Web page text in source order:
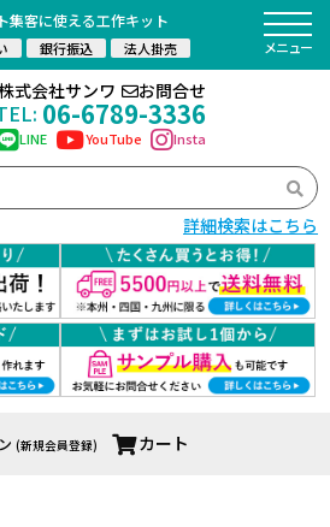
集客に使える工作キット
銀行振込 法人掛売
詳細検索はこちら
式会社サンワ お問合せ
06-6789-3336
LINE YouTube Insta
(新規会員登録) カート